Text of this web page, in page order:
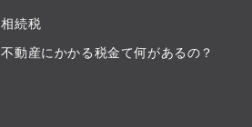
相続税
不動産にかかる税金て何があるの？